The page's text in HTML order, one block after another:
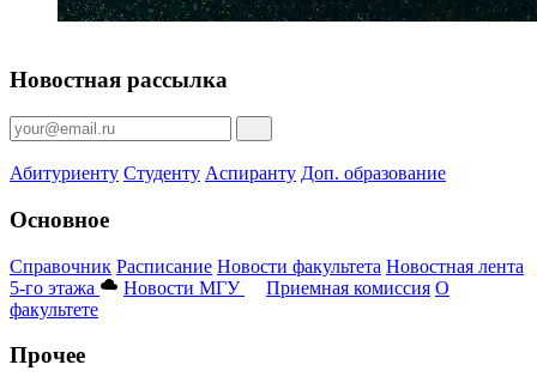
Новостная рассылка
Абитуриенту Студенту Аспиранту Доп. образование
Основное
Справочник Расписание Новости факультета Новостная лента
5-го этажа
Новости МГУ Приемная комиссия О
факультете
Прочее